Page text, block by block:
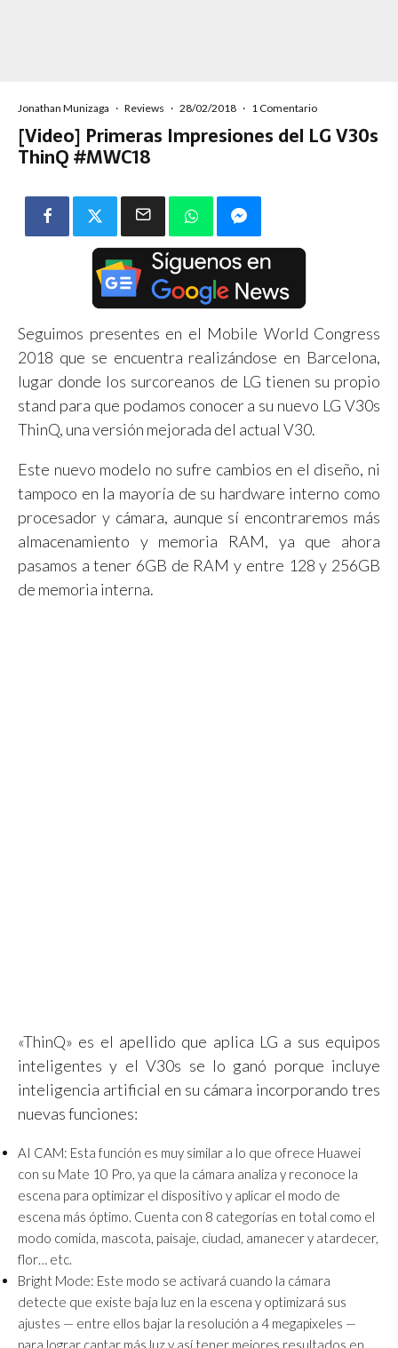
Jonathan Munizaga · Reviews · 28/02/2018 · 1 Comentario
[Video] Primeras Impresiones del LG V30s
ThinQ #MWC18
Seguimos presentes en el Mobile World Congress
2018 que se encuentra realizándose en Barcelona,
lugar donde los surcoreanos de LG tienen su propio
stand para que podamos conocer a su nuevo LG V30s
ThinQ, una versión mejorada del actual V30.
Este nuevo modelo no sufre cambios en el diseño, ni
tampoco en la mayoría de su hardware interno como
procesador y cámara, aunque sí encontraremos más
almacenamiento y memoria RAM, ya que ahora
pasamos a tener 6GB de RAM y entre 128 y 256GB
de memoria interna.
«ThinQ» es el apellido que aplica LG a sus equipos
inteligentes y el V30s se lo ganó porque incluye
inteligencia artificial en su cámara incorporando tres
nuevas funciones:
AI CAM: Esta función es muy similar a lo que ofrece Huawei
con su Mate 10 Pro, ya que la cámara analiza y reconoce la
escena para optimizar el dispositivo y aplicar el modo de
escena más óptimo. Cuenta con 8 categorías en total como el
modo comida, mascota, paisaje, ciudad, amanecer y atardecer,
flor… etc.
Bright Mode: Este modo se activará cuando la cámara
detecte que existe baja luz en la escena y optimizará sus
ajustes — entre ellos bajar la resolución a 4 megapixeles —
para lograr captar más luz y así tener mejores resultados en